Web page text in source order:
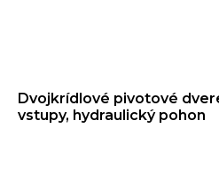
Dvojkrídlové pivotové
vstupy, hydraulický pohon